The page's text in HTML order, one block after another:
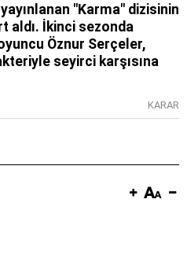
"Karma" dizisinin
aldı. İkinci sezonda
Öznur Serçeler,
seyirci karşısına
KARAR